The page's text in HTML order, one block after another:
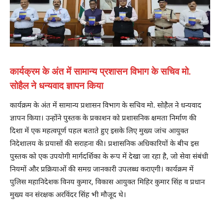
कार्यक्रम के अंत में सामान्य प्रशासन विभाग के सचिव मो.
सोहैल ने धन्यवाद ज्ञापन किया
कार्यक्रम के अंत में सामान्य प्रशासन विभाग के सचिव मो. सोहैल ने धन्यवाद
ज्ञापन किया। उन्होंने पुस्तक के प्रकाशन को प्रशासनिक क्षमता निर्माण की
दिशा में एक महत्वपूर्ण पहल बताते हुए इसके लिए मुख्य जांच आयुक्त
निदेशालय के प्रयासों की सराहना की। प्रशासनिक अधिकारियों के बीच इस
पुस्तक को एक उपयोगी मार्गदर्शिका के रूप में देखा जा रहा है, जो सेवा संबंधी
नियमों और प्रक्रियाओं की समग्र जानकारी उपलब्ध कराएगी। कार्यक्रम में
पुलिस महानिदेशक विनय कुमार, विकास आयुक्त मिहिर कुमार सिंह व प्रधान
मुख्य वन संरक्षक अरविंदर सिंह भी मौजूद थे।